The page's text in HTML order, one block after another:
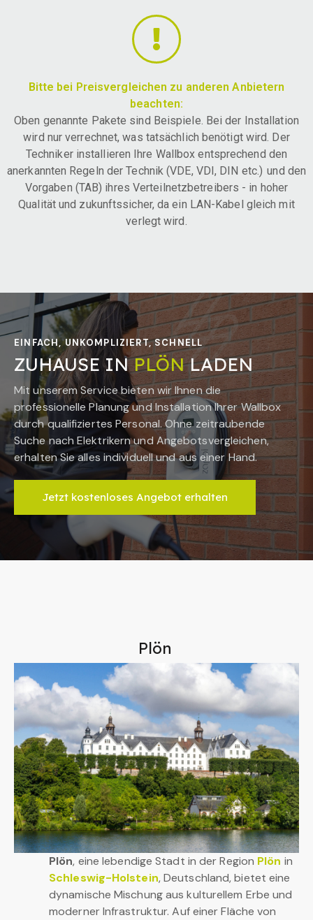
Bitte bei Preisvergleichen zu anderen Anbietern
beachten:
Oben genannte Pakete sind Beispiele. Bei der Installation
wird nur verrechnet, was tatsächlich benötigt wird. Der
Techniker installieren Ihre Wallbox entsprechend den
anerkannten Regeln der Technik (VDE, VDI, DIN etc.) und den
Vorgaben (TAB) ihres Verteilnetzbetreibers - in hoher
Qualität und zukunftssicher, da ein LAN-Kabel gleich mit
verlegt wird.
EINFACH, UNKOMPLIZIERT, SCHNELL
ZUHAUSE INPLÖNLADEN
Mit unserem Service bieten wir Ihnen die
professionelle Planung und Installation Ihrer Wallbox
durch qualifiziertes Personal. Ohne zeitraubende
Suche nach Elektrikern und Angebotsvergleichen,
erhalten Sie alles individuell und aus einer Hand.
Jetzt kostenloses Angebot erhalten
Plön
Plön, eine lebendige Stadt in der Region Plön in
Schleswig-Holstein, Deutschland, bietet eine
dynamische Mischung aus kulturellem Erbe und
moderner Infrastruktur. Auf einer Fläche von